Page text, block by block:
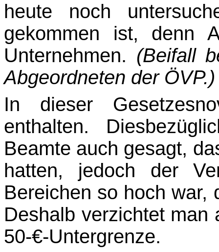
heute noch
gekommen ist, denn
Unternehmen. (Beifall
Abgeordneten der ÖVP.)
In dieser
enthalten.
Beamte auch gesagt,
hatten, jedoch der
Bereichen so hoch war,
Deshalb verzichtet
50-€-Untergrenze.